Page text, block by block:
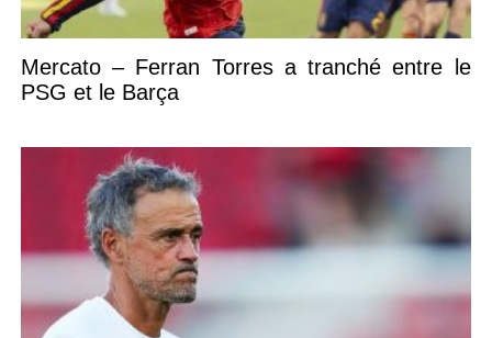
Mercato – Ferran Torres a tranché entre le
PSG et le Barça